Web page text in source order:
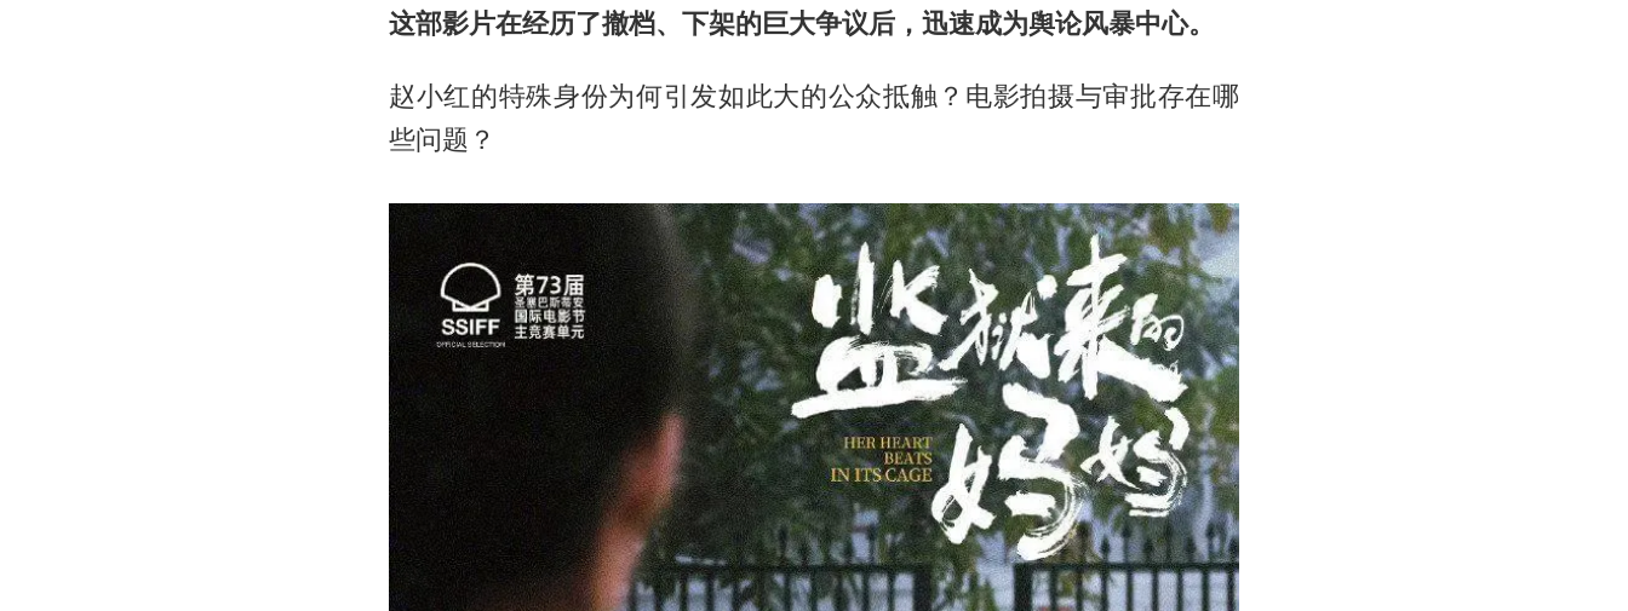
这部影片在经历了撤档、下架的巨大争议后，迅速成为舆论风暴中心。
赵小红的特殊身份为何引发如此大的公众抵触？电影拍摄与审批存在哪
些问题？